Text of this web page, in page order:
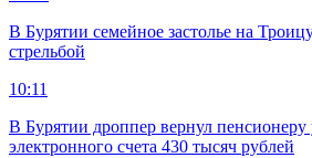
В Бурятии семейное застолье на
стрельбой
10:11
В Бурятии дроппер вернул пенсионеру
электронного счета 430 тысяч рублей